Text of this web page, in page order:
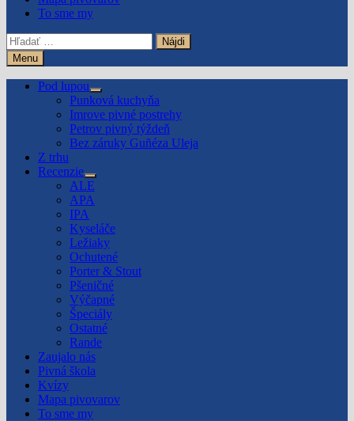
To sme my
Hľadať:
Menu
Pod lupou
Show
sub
menu
Punková kuchyňa
Imrove pivné postrehy
Petrov pivný týždeň
Bez záruky Guñéza Uleja
Z trhu
Recenzie
Show
sub
menu
ALE
APA
IPA
Kyseláče
Ležiaky
Ochutené
Porter & Stout
Pšeničné
Výčapné
Špeciály
Ostatné
Rande
Zaujalo nás
Pivná škola
Kvízy
Mapa pivovarov
To sme my